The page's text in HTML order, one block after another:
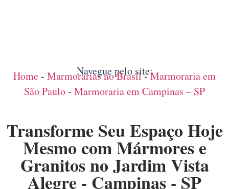
Navegue pelo site:
Home- Marmorarias no Brasil-Marmoraria em
São Paulo- Marmoraria em Campinas – SP
Transforme Seu Espaço Hoje
Mesmo com Mármores e
Granitos no Jardim Vista
Alegre - Campinas - SP